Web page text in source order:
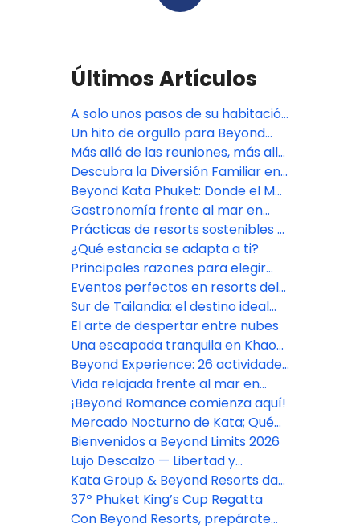
Últimos Artículos
A solo unos pasos de su habitación
al mar
Un hito de orgullo para Beyond
Skywalk Nangshi
Más allá de las reuniones, más allá
de las expectativas
Descubra la Diversión Familiar en
Pamookkoo Resort Phuket
Beyond Kata Phuket: Donde el Mar
es Parte de la Experiencia
Gastronomía frente al mar en
Beyond Karon Phuket
Prácticas de resorts sostenibles y
ecológicos en el sur de Tailandia
¿Qué estancia se adapta a ti?
Principales razones para elegir
una estancia en un resort en el sur
de Tailandia
Eventos perfectos en resorts del
sur de Tailandia
Sur de Tailandia: el destino ideal
para todo tipo de viajero
El arte de despertar entre nubes
Una escapada tranquila en Khao
Lak, Phang Nga
Beyond Experience: 26 actividades
para transformar tu "escapada"
en un "viaje" inolvidable
Vida relajada frente al mar en
Beyond Kata
¡Beyond Romance comienza aquí!
Mercado Nocturno de Kata; Qué
comer, comprar y ver en el
mercado más vibrante de Phuket
Bienvenidos a Beyond Limits 2026
Lujo Descalzo — Libertad y
Elegancia a la Orilla del Mar
Kata Group & Beyond Resorts dan
la bienvenida a la 37.ª Regata
Phuket King’s Cup por todo lo alto
37º Phuket King’s Cup Regatta
Con Beyond Resorts, prepárate